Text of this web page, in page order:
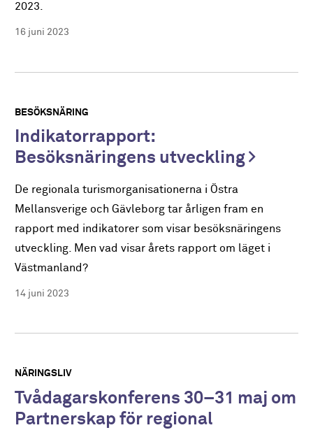
2023.
16 juni 2023
BESÖKSNÄRING
Indikatorrapport:
Besöksnäringens utveckling
De regionala turismorganisationerna i Östra
Mellansverige och Gävleborg tar årligen fram en
rapport med indikatorer som visar besöksnäringens
utveckling. Men vad visar årets rapport om läget i
Västmanland?
14 juni 2023
NÄRINGSLIV
Tvådagarskonferens 30–31 maj om
Partnerskap för regional